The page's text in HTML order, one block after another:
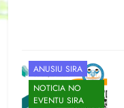
ANUSIU SIRA
NOTICIA NO
EVENTU SIRA